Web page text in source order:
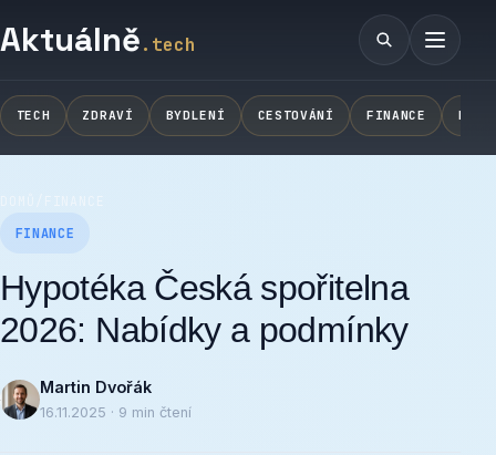
Aktuálně.tech Vyhledávání
Menu
TECH ZDRAVÍ BYDLENÍ CESTOVÁNÍ FINANCE
FINANCE
Hypotéka Česká spořitelna
2026: Nabídky a podmínky
Martin Dvořák
16.11.2025 · 9 min čtení